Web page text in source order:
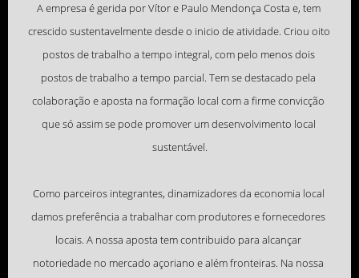
A empresa é gerida por Vítor e Paulo Mendonça Costa e, tem
crescido sustentavelmente desde o inicio de atividade. Criou oito
postos de trabalho a tempo integral, com pelo menos dois
postos de trabalho a tempo parcial. Tem se destacado pela
colaboração e aposta na formação local com a firme convicção
que só assim se pode promover um desenvolvimento local
sustentável.
Como parceiros integrantes, dinamizadores da economia local
damos preferência a trabalhar com produtores e fornecedores
locais. A nossa aposta tem contribuido para alcançar
notoriedade no mercado açoriano e além fronteiras. Na nossa